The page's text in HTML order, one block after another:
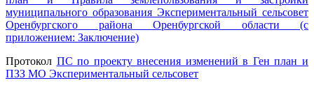
муниципального образования Экспериментальный сельсовет
Оренбургского района Оренбургской области (с
приложением: Заключение)
Протокол ПС по проекту внесения изменений в Ген план и
ПЗЗ МО Экспериментальный сельсовет